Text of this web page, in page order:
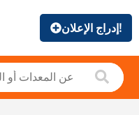
إدراج الإعلان!